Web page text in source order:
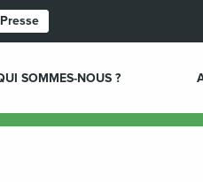
SOMMES-NOUS ?